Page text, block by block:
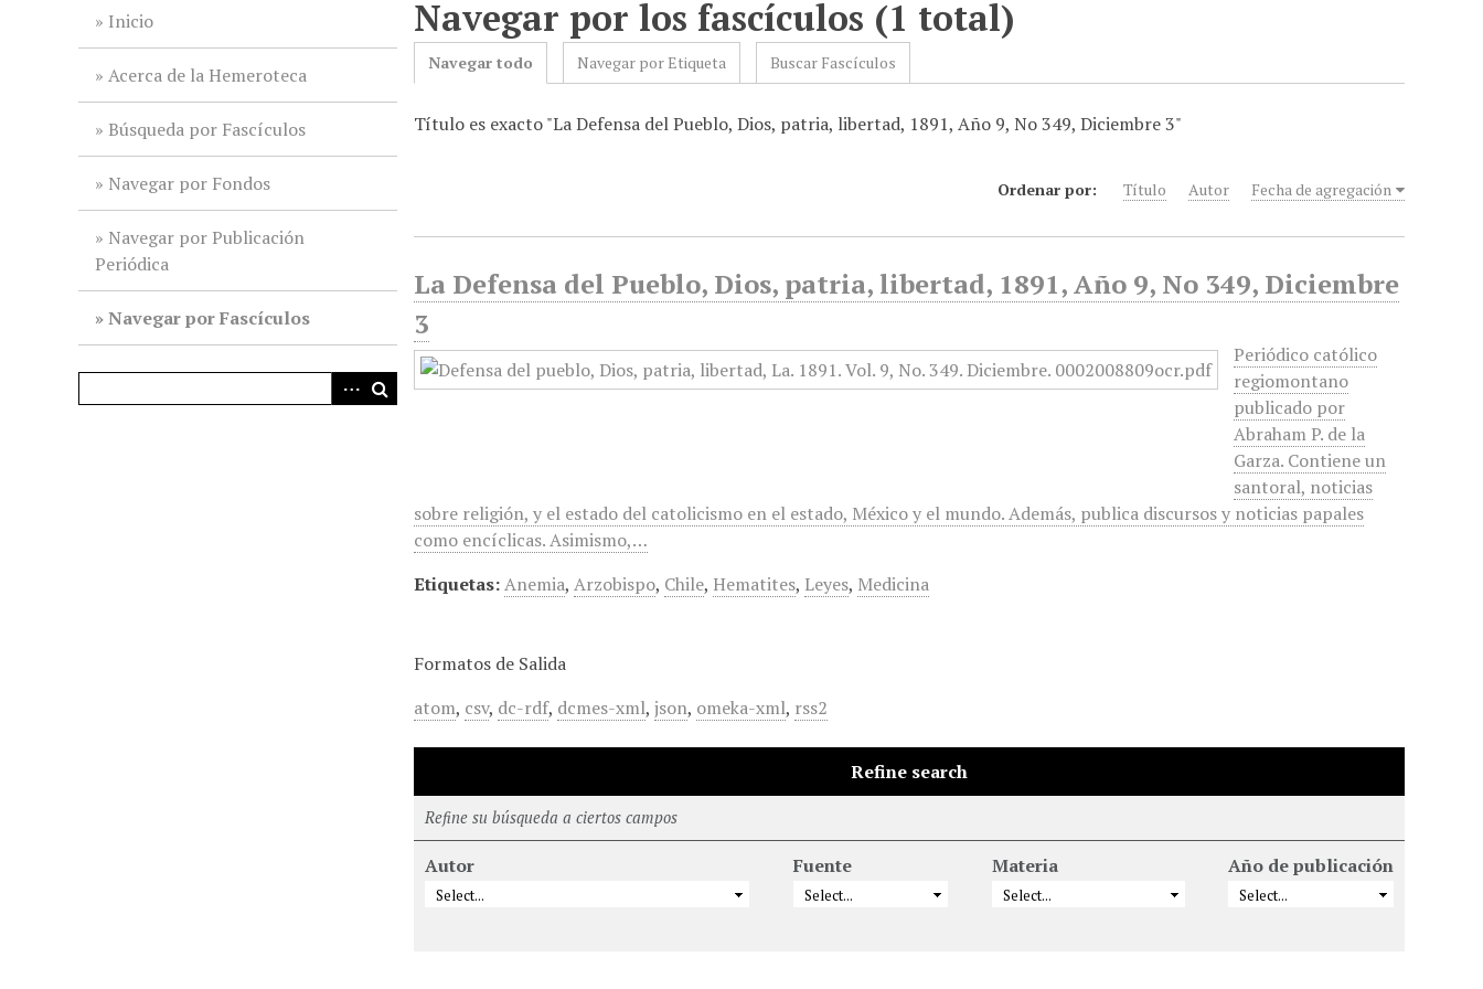
Inicio
Acerca de la Hemeroteca
Búsqueda por Fascículos
Navegar por Fondos
Navegar por Publicación
Periódica
Navegar por Fascículos
Navegar por los fascículos (1 total)
Navegar todo Navegar por Etiqueta Buscar Fascículos
Título es exacto "La Defensa del Pueblo, Dios, patria, libertad, 1891, Año 9, No 349, Diciembre 3"
Ordenar por: Título Autor Fecha de agregación
La Defensa del Pueblo, Dios, patria, libertad, 1891, Año 9, No 349, Diciembre
3
Periódico católico
regiomontano
publicado por
Abraham P. de la
Garza. Contiene un
santoral, noticias
sobre religión, y el estado del catolicismo en el estado, México y el mundo. Además, publica discursos y noticias papales
como encíclicas. Asimismo,…
Etiquetas:Anemia,Arzobispo, Chile, Hematites, Leyes, Medicina
Formatos de Salida
atom, csv, dc-rdf, dcmes-xml,json, omeka-xml, rss2
Refine search
Refine su búsqueda a ciertos campos
Autor Fuente Materia Año de publicación